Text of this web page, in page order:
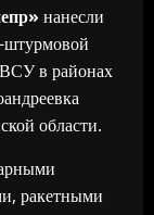
нанесли
штурмовой
в районах
области.
ракетными